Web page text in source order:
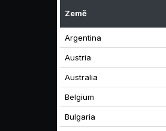
Země
Argentina
Austria
Australia
Belgium
Bulgaria